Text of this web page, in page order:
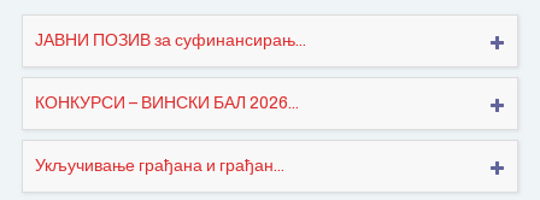
ЈАВНИ ПОЗИВ за суфинансирањ...
КОНКУРСИ – ВИНСКИ БАЛ 2026...
Укључивање грађана и грађан...